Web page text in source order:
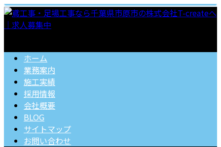
ホーム
業務案内
施工実績
採用情報
会社概要
BLOG
サイトマップ
お問い合わせ